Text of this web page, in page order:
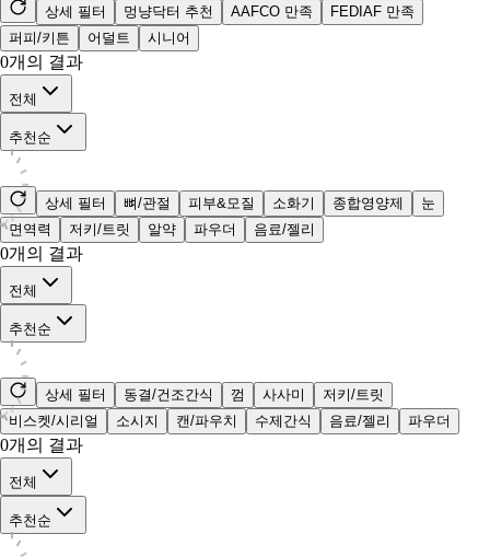
상세 필터
멍냥닥터 추천 AAFCO 만족
FEDIAF 만족
퍼피/키튼
어덜트 시니어
0개의 결과
전체
추천순
상세 필터 뼈/관절 피부&모질 소화기 종합영양제
눈
면역력
저키/트릿 알약 파우더 음료/젤리
0개의 결과
전체
추천순
상세 필터 동결/건조간식 껌 사사미
저키/트릿
비스켓/시리얼
소시지 캔/파우치 수제간식 음료/젤리 파우더
0개의 결과
전체
추천순